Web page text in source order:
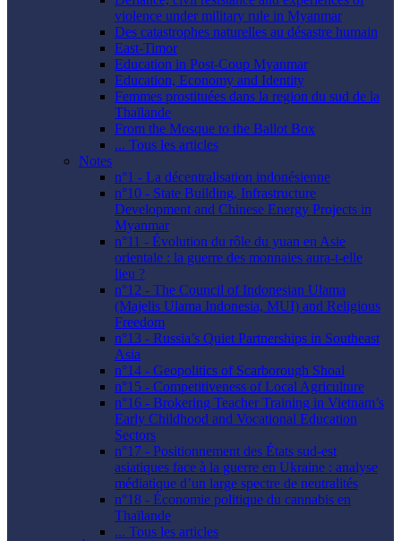
violence under military rule in Myanmar
Des catastrophes naturelles au désastre humain
East-Timor
Education in Post-Coup Myanmar
Education, Economy and Identity
Femmes prostituées dans la region du sud de la
Thaïlande
From the Mosque to the Ballot Box
... Tous les articles
Notes
n°1 - La décentralisation indonésienne
n°10 - State Building, Infrastructure
Development and Chinese Energy Projects in
Myanmar
n°11 - Évolution du rôle du yuan en Asie
orientale : la guerre des monnaies aura-t-elle
lieu ?
n°12 - The Council of Indonesian Ulama
(Majelis Ulama Indonesia, MUI) and Religious
Freedom
n°13 - Russia’s Quiet Partnerships in Southeast
Asia
n°14 - Geopolitics of Scarborough Shoal
n°15 - Competitiveness of Local Agriculture
n°16 - Brokering Teacher Training in Vietnam’s
Early Childhood and Vocational Education
Sectors
n°17 - Positionnement des États sud-est
asiatiques face à la guerre en Ukraine : analyse
médiatique d’un large spectre de neutralités
n°18 - Économie politique du cannabis en
Thaïlande
... Tous les articles